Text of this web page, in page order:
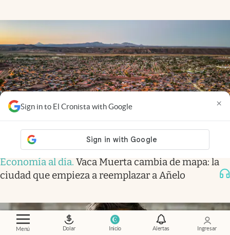
Menú Dolar Inicio Alertas Ingresar
Sign in to El Cronista with Google ×
Economía al día. Vaca Muerta cambia de mapa: la
ciudad que empieza a reemplazar a Añelo